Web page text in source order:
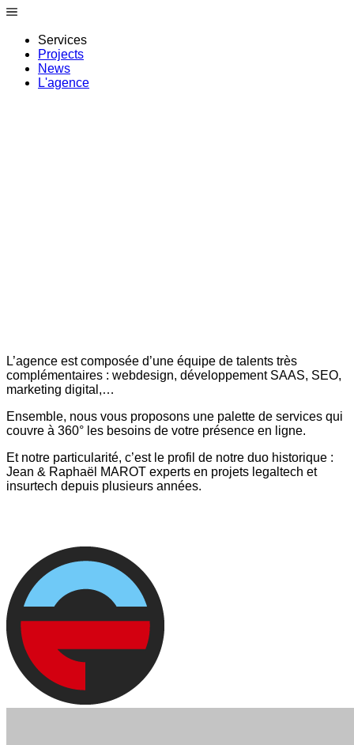
Services
Projects
News
L'agence
L’agence est composée d’une équipe de talents très
complémentaires : webdesign, développement SAAS, SEO,
marketing digital,…
Ensemble, nous vous proposons une palette de services qui
couvre à 360° les besoins de votre présence en ligne.
Et notre particularité, c’est le profil de notre duo historique :
Jean & Raphaël MAROT experts en projets legaltech et
insurtech depuis plusieurs années.